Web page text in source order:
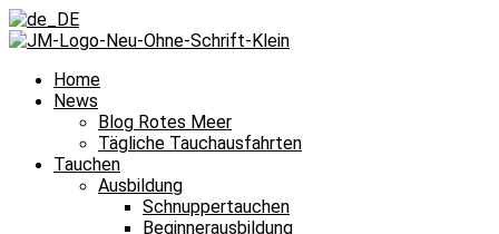
Home
News
Blog Rotes Meer
Tägliche Tauchausfahrten
Tauchen
Ausbildung
Schnuppertauchen
Beginnerausbildung